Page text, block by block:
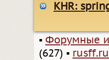
KHR:
▪ Форумные
(627) ▪ rusff.ru